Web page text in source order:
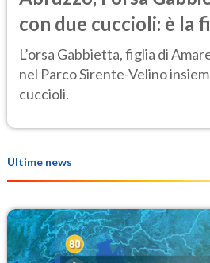
con due cuccioli: è la
Amarena
L’orsa Gabbietta, figlia di
nel Parco Sirente-Velino
cuccioli.
Ultime news